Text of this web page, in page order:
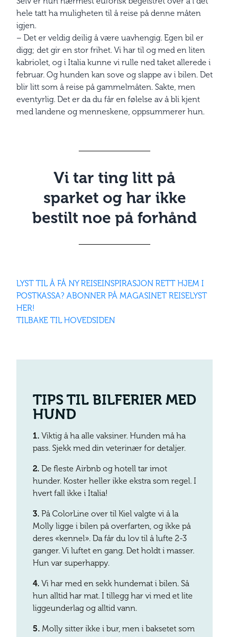
hele tatt ha muligheten til å reise på denne måten
igjen.
– Det er veldig deilig å være uavhengig. Egen bil er
digg; det gir en stor frihet. Vi har til og med en liten
kabriolet, og i Italia kunne vi rulle ned taket allerede i
februar. Og hunden kan sove og slappe av i bilen. Det
blir litt som å reise på gammelmåten. Sakte, men
eventyrlig. Det er da du får en følelse av å bli kjent
med landene og menneskene, oppsummerer hun.
Vi tar ting litt på
sparket og har ikke
bestilt noe på forhånd
LYST TIL Å FÅ NY REISEINSPIRASJON RETT HJEM I
POSTKASSA? ABONNER PÅ MAGASINET REISELYST
HER!
TILBAKE TIL HOVEDSIDEN
TIPS TIL BILFERIER MED
HUND
1. Viktig å ha alle vaksiner. Hunden må ha
pass. Sjekk med din veterinær for detaljer.
2. De fleste Airbnb og hotell tar imot
hunder. Koster heller ikke ekstra som regel. I
hvert fall ikke i Italia!
3. På ColorLine over til Kiel valgte vi å la
Molly ligge i bilen på overfarten, og ikke på
deres «kennel». Da får du lov til å lufte 2-3
ganger. Vi luftet en gang. Det holdt i masser.
Hun var superhappy.
4. Vi har med en sekk hundemat i bilen. Så
hun alltid har mat. I tillegg har vi med et lite
liggeunderlag og alltid vann.
5. Molly sitter ikke i bur, men i baksetet som